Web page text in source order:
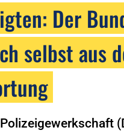
Der
selbst aus